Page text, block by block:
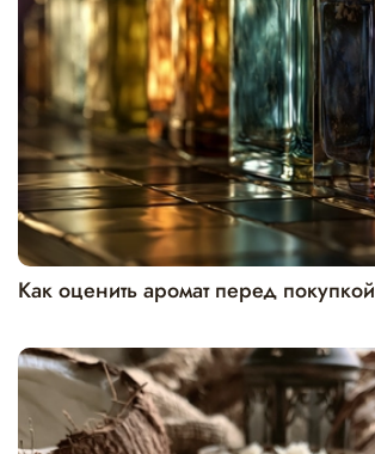
Как оценить аромат перед покупкой